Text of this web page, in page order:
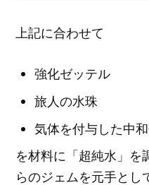
上記に合わせて
強化ゼッテル
旅人の水珠
気体を付与した中
を材料に「超純水」を
らのジェムを元手とし